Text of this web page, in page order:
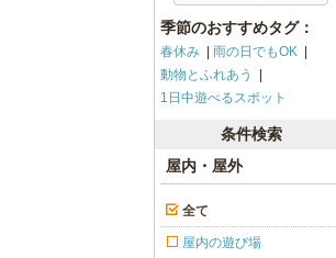
季節のおすすめタグ：
春休み
雨の日でもOK
動物とふれあう
1日中遊べるスポット
条件検索
屋内・屋外
全て
屋内の遊び場